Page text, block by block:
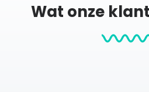
Of je nu op zoek bent naar een
een Stelvio for Life XXL poster,
Wat onze